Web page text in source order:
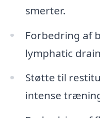
smerter.
Forbedring af
lymphatic
Støtte til
intense